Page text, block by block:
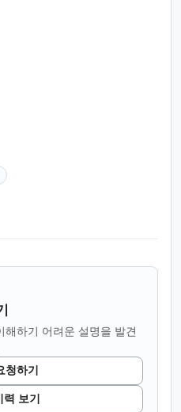
하기 어려운 설명을 발견
청하기
보기